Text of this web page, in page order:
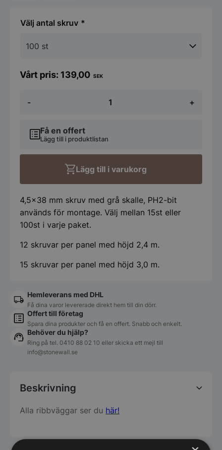
antal skruv
-
Grå
+
139,00 SEK
Få en offert
Lägg till i produktlistan
Lägg till i varukorg
4,5x38 mm skruv med grå skalle, PH2-bit
används för montage. Välj mellan 15st eller
100st i varje paket.
12 skruvar per panel med höjd 2,4 m.
15 skruvar per panel med höjd 3,0 m.
Hemleverans med DHL
Få dina varor levererade direkt hem till din dörr.
Offert till företag
Spara dina produkter och få en offert. Snabb och enkelt.
Behöver du hjälp?
Ring på tel. 0410 88 02 10 eller skicka ett mejl till
info@stonewall.se
Beskrivning
Alla ribbväggar ser du här!